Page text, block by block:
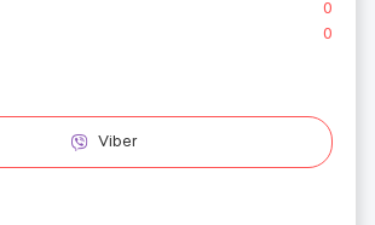
0
0
Viber